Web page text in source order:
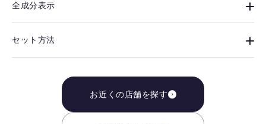
全成分表示
セット方法
お近くの店舗を探す